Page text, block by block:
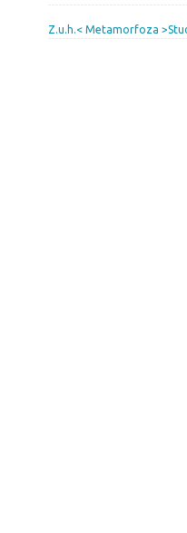
Z.u.h.< Metamorfoza